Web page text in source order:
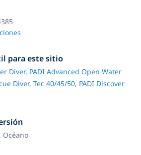
para este sitio
Diver, PADI Advanced Open Water
Diver,Tec 40/45/50, PADI Discover
Océano